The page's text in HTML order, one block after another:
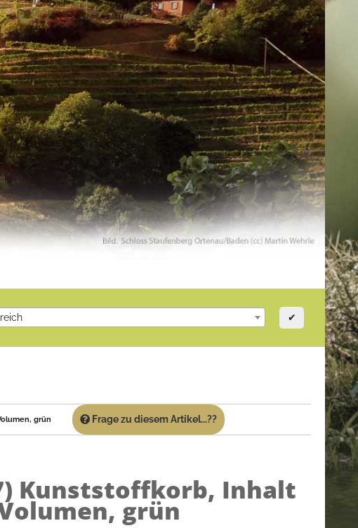
✔
grün Frage zu diesem Artikel...??
Kunststoffkorb, Inhalt
grün